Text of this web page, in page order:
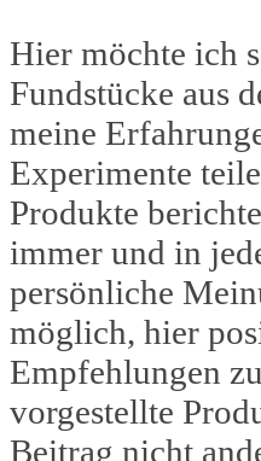
Hier möchte ich
Fundstücke aus
meine
Experimente
Produkte
immer und in
persönliche
möglich, hier
Empfehlungen
vorgestellte
Beitrag nicht